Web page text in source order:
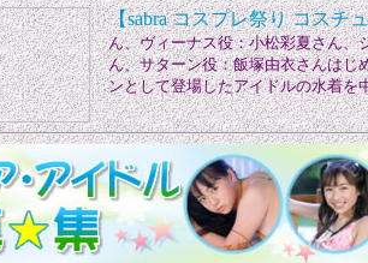
【sabra コスプレ祭り コスチ
ん、ヴィーナス役：小松彩夏さん、
ん、サターン役：飯塚由衣さんはじ
ンとして登場したアイドルの水着